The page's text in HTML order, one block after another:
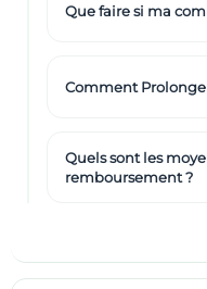
Que faire si ma
Comment
Quels sont les
remboursement ?